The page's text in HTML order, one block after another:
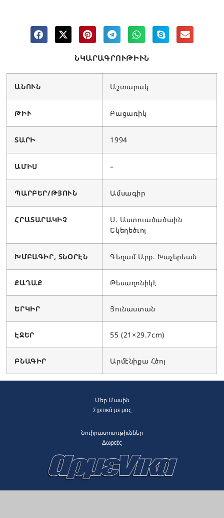
ՆԿԱՐԱԳՐՈՒԹԻՒՆ
ԱՆՈՒՆ Աշտարակ
ԹԻՒ Բացառիկ
ՏԱՐԻ 1994
ԱՄԻՍ –
ՊԱՐԲԵՐ/ԹՅՈՒՆ Ամսագիր
ՀՐԱՏԱՐԱԿԻՉ
Ս. Աստուածածաին
Եկեղեծւոյ
ԽՄԲԱԳԻՐ, ՏՆՕՐԷՆ Գեղամ Արք. Խաչերեան
ՔԱՂԱՔ Թեսաղոնիկէ
ԵՐԿԻՐ Յունաստան
ԷՋԵՐ 55 (21×29.7cm)
ԲՆԱԳԻՐ Արմէնիքա Հծոյ
Մեր Մասին
Σχετικά με μας
Նուիրատուութիւններ
Δωρεές